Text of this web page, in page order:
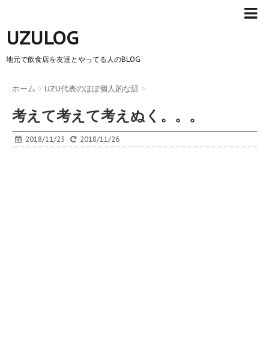
UZULOG
地元で飲食店を友達とやってる人のBLOG
ホーム > UZU代表のほぼ個人的な話 >
考えて考えて考えぬく。。。
2018/11/25 2018/11/26